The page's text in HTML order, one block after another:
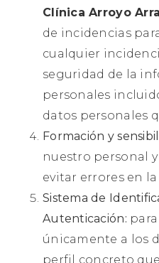
Clínica Arroyo
de incidencias
cualquier
seguridad de la
personales
datos personales
Formación y
nuestro personal
evitar errores en
Sistema de
Autenticación:
únicamente a los
perfil concreto